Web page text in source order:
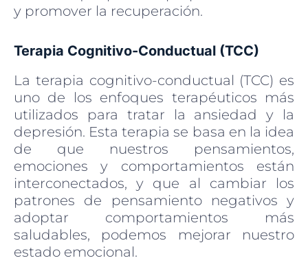
y promover la recuperación.
Terapia Cognitivo-Conductual (TCC)
La terapia cognitivo-conductual (TCC) es
uno de los enfoques terapéuticos más
utilizados para tratar la ansiedad y la
depresión. Esta terapia se basa en la idea
de que nuestros pensamientos,
emociones y comportamientos están
interconectados, y que al cambiar los
patrones de pensamiento negativos y
adoptar comportamientos más
saludables, podemos mejorar nuestro
estado emocional.